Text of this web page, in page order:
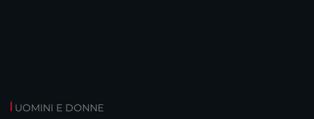
UOMINI E DONNE